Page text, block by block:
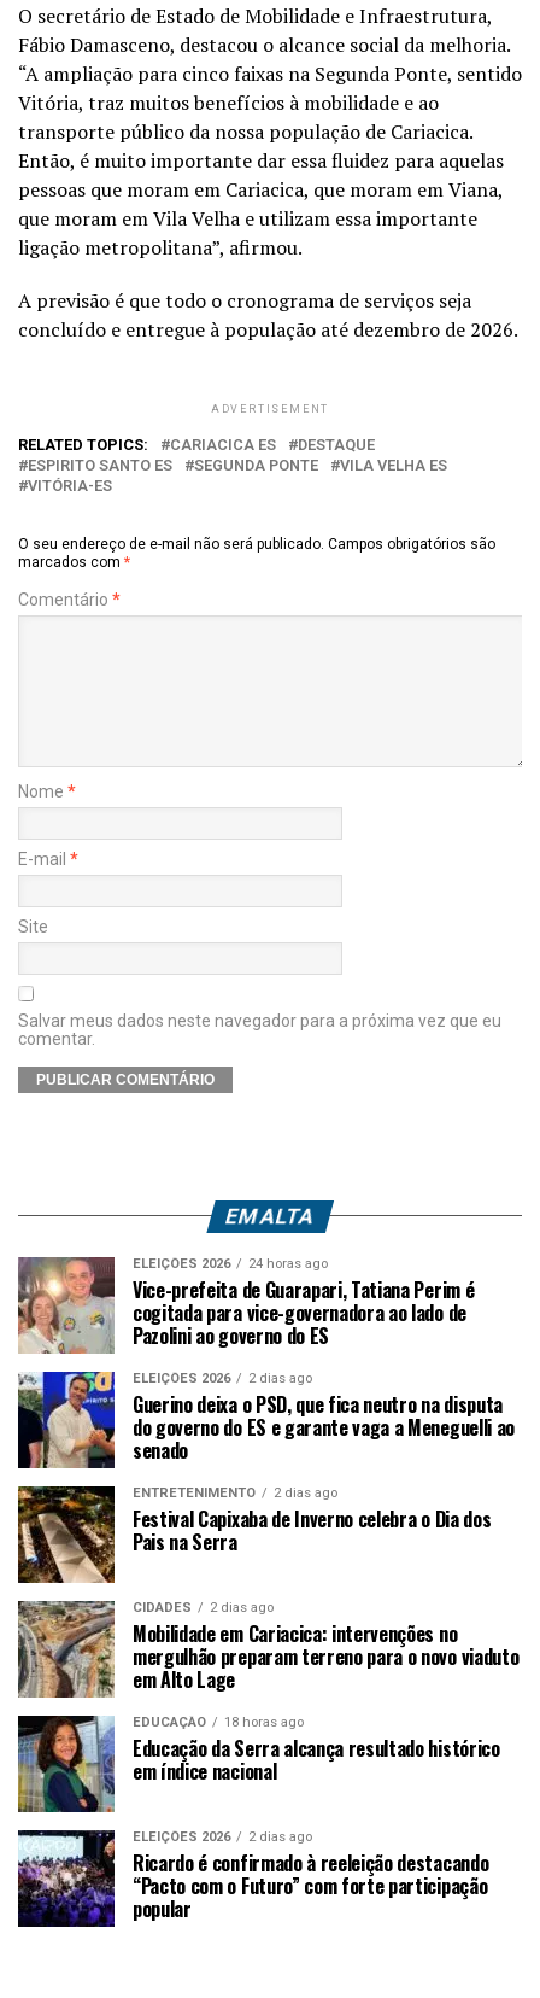
O secretário de Estado de Mobilidade e Infraestrutura,
Fábio Damasceno, destacou o alcance social da melhoria.
“A ampliação para cinco faixas na Segunda Ponte, sentido
Vitória, traz muitos benefícios à mobilidade e ao
transporte público da nossa população de Cariacica.
Então, é muito importante dar essa fluidez para aquelas
pessoas que moram em Cariacica, que moram em Viana,
que moram em Vila Velha e utilizam essa importante
ligação metropolitana”, afirmou.
A previsão é que todo o cronograma de serviços seja
concluído e entregue à população até dezembro de 2026.
ADVERTISEMENT
RELATED TOPICS: CARIACICA ES
DESTAQUE
ESPIRITO SANTO ES
SEGUNDA PONTE
VILA VELHA ES
VITÓRIA-ES
O seu endereço de e-mail não será publicado. Campos obrigatórios são
marcados com *
Comentário *
Nome *
E-mail *
Site
Salvar meus dados neste navegador para a próxima vez que eu
comentar.
EM ALTA
ELEIÇÕES 2026 24 horas ago
Vice-prefeita de Guarapari, Tatiana Perim é
cogitada para vice-governadora ao lado de
Pazolini ao governo do ES
ELEIÇÕES 2026 2 dias ago
Guerino deixa o PSD, que fica neutro na disputa
do governo do ES e garante vaga a Meneguelli ao
senado
ENTRETENIMENTO 2 dias ago
Festival Capixaba de Inverno celebra o Dia dos
Pais na Serra
CIDADES 2 dias ago
Mobilidade em Cariacica: intervenções no
mergulhão preparam terreno para o novo viaduto
em Alto Lage
EDUCAÇÃO 18 horas ago
Educação da Serra alcança resultado histórico
em índice nacional
ELEIÇÕES 2026 2 dias ago
Ricardo é confirmado à reeleição destacando
“Pacto com o Futuro” com forte participação
popular